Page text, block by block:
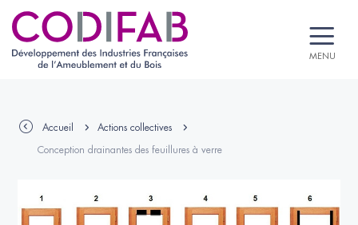
MENU
Accueil Actions collectives
Conception drainantes des feuillures à verre